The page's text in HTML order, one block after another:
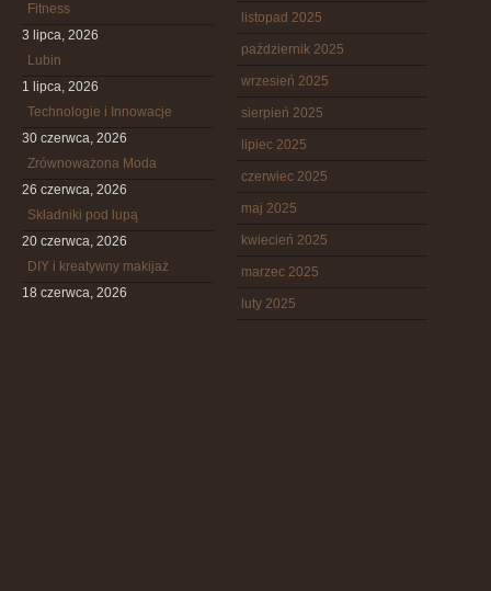
Fitness
3 lipca, 2026
Lubin
1 lipca, 2026
Technologie i Innowacje
30 czerwca, 2026
Zrównoważona Moda
26 czerwca, 2026
Składniki pod lupą
20 czerwca, 2026
DIY i kreatywny makijaż
18 czerwca, 2026
listopad 2025
październik 2025
wrzesień 2025
sierpień 2025
lipiec 2025
czerwiec 2025
maj 2025
kwiecień 2025
marzec 2025
luty 2025